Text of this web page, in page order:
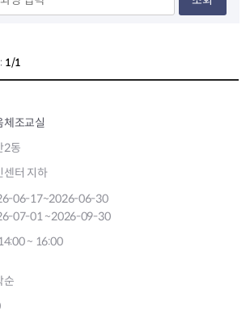
1/1
체조교실
2동
센터 지하
06-17~2026-06-30
07-01 ~2026-09-30
~ 16:00
순